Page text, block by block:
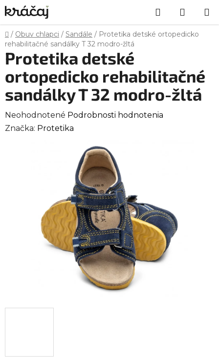
Prejsť
na
obsah
Hľadať
KOŠÍK
Domov
/ Obuv chlapci / Sandále / Protetika detské ortopedicko
rehabilitačné sandálky T 32 modro-žltá
Protetika detské
ortopedicko rehabilitačné
sandálky T 32 modro-žltá
Priemerné
hodnotenie
hviezdičiek.
Neohodnotené Podrobnosti hodnotenia
Značka: Protetika